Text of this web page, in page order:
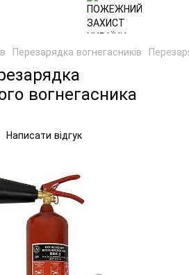
Перезарядка вогнегасників
вогнегасника
Написати відгук